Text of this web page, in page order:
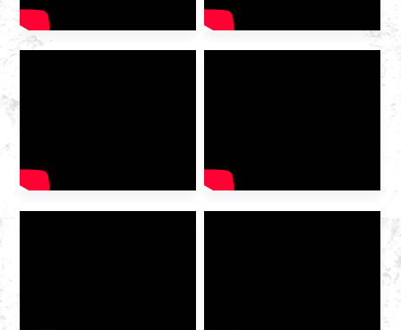
Exhibition
Center. Bilang isang
nangungunang domestic
[…]